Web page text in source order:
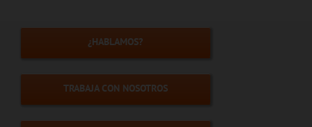
¿HABLAMOS?
TRABAJA CON NOSOTROS